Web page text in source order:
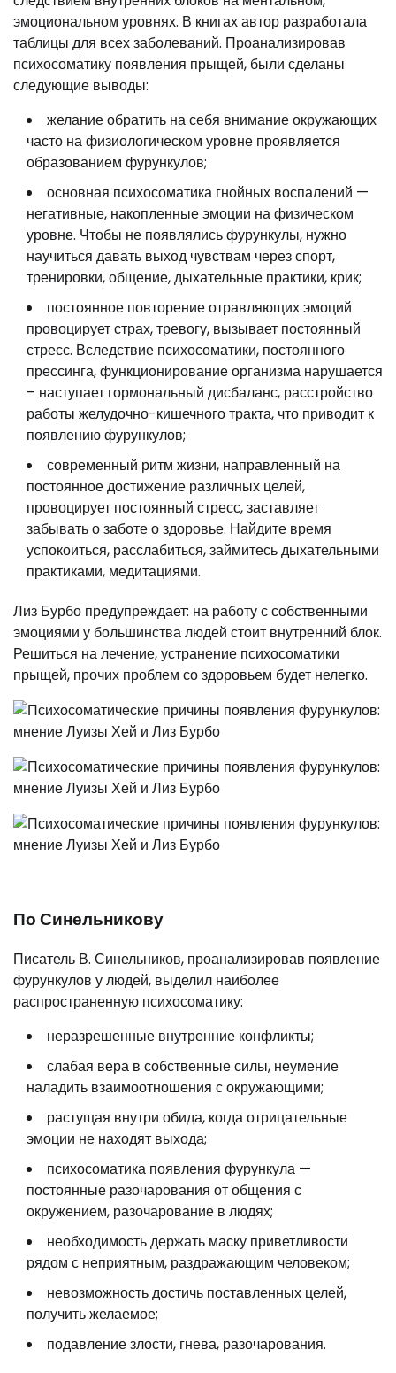
эмоциональном уровнях. В книгах автор разработала
таблицы для всех заболеваний. Проанализировав
психосоматику появления прыщей, были сделаны
следующие выводы:
желание обратить на себя внимание окружающих
часто на физиологическом уровне проявляется
образованием фурункулов;
основная психосоматика гнойных воспалений —
негативные, накопленные эмоции на физическом
уровне. Чтобы не появлялись фурункулы, нужно
научиться давать выход чувствам через спорт,
тренировки, общение, дыхательные практики, крик;
постоянное повторение отравляющих эмоций
провоцирует страх, тревогу, вызывает постоянный
стресс. Вследствие психосоматики, постоянного
прессинга, функционирование организма нарушается
– наступает гормональный дисбаланс, расстройство
работы желудочно-кишечного тракта, что приводит к
появлению фурункулов;
современный ритм жизни, направленный на
постоянное достижение различных целей,
провоцирует постоянный стресс, заставляет
забывать о заботе о здоровье. Найдите время
успокоиться, расслабиться, займитесь дыхательными
практиками, медитациями.
Лиз Бурбо предупреждает: на работу с собственными
эмоциями у большинства людей стоит внутренний блок.
Решиться на лечение, устранение психосоматики
прыщей, прочих проблем со здоровьем будет нелегко.
По Синельникову
Писатель В. Синельников, проанализировав появление
фурункулов у людей, выделил наиболее
распространенную психосоматику:
неразрешенные внутренние конфликты;
слабая вера в собственные силы, неумение
наладить взаимоотношения с окружающими;
растущая внутри обида, когда отрицательные
эмоции не находят выхода;
психосоматика появления фурункула —
постоянные разочарования от общения с
окружением, разочарование в людях;
необходимость держать маску приветливости
рядом с неприятным, раздражающим человеком;
невозможность достичь поставленных целей,
получить желаемое;
подавление злости, гнева, разочарования.